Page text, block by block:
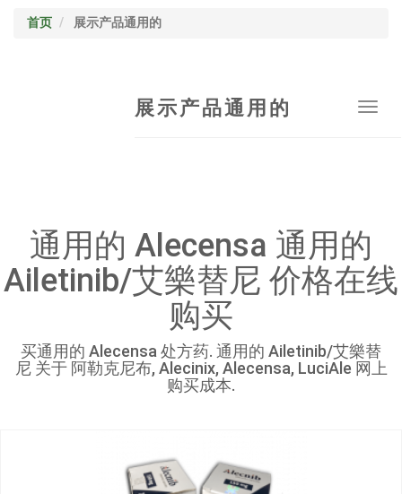
首页 展示产品通用的
展示产品通用的
通用的 Alecensa 通用的
Ailetinib/艾樂替尼 价格在线
购买
买通用的 Alecensa 处方药. 通用的 Ailetinib/艾樂替
尼 关于 阿勒克尼布, Alecinix, Alecensa, LuciAle 网上
购买成本.